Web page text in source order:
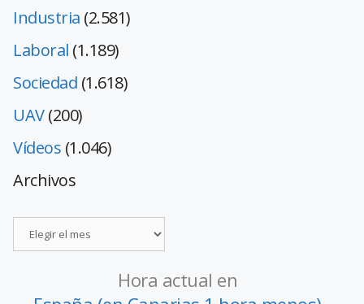
Industria (2.581)
Laboral (1.189)
Sociedad (1.618)
UAV(200)
Vídeos (1.046)
Archivos
Hora actual en